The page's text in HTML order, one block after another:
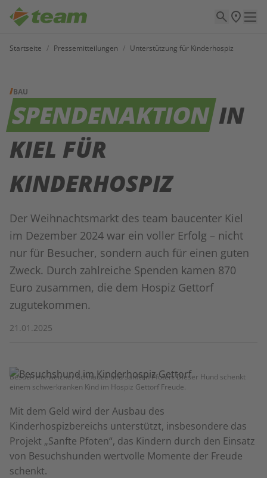
Startseite / Pressemitteilungen / Unterstützung für Kinderhospiz
BAU
SPENDENAKTIONIN
KIEL FÜR
KINDERHOSPIZ
Der Weihnachtsmarkt des team baucenter Kiel
im Dezember 2024 war ein voller Erfolg – nicht
nur für Besucher, sondern auch für einen guten
Zweck. Durch zahlreiche Spenden kamen 870
Euro zusammen, die dem Hospiz Gettorf
zugutekommen.
21.01.2025
Besuch mit weicher Schnauze und sanften Pfoten: Dieser Hund schenkt
einem schwerkranken Kind im Hospiz Gettorf Freude.
Mit dem Geld wird der Ausbau des
Kinderhospizbereichs unterstützt, insbesondere das
Projekt „Sanfte Pfoten“, das Kindern durch den Einsatz
von Besuchshunden wertvolle Momente der Freude
schenkt.